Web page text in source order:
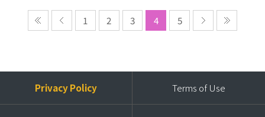
1 2 3 4 5
Privacy Policy Terms of Use